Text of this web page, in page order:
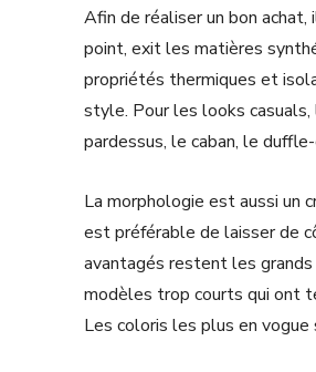
Afin de réaliser un bon
point, exit les matières
propriétés thermiques et
style. Pour les looks
pardessus, le caban, le
La morphologie est aussi un
est préférable de laisser de
avantagés restent les
modèles trop courts qui ont
Les coloris les plus en